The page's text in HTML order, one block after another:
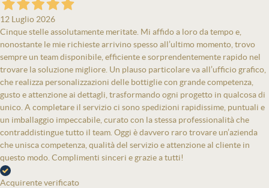
12 Luglio 2026
Cinque stelle assolutamente meritate. Mi affido a loro da tempo e,
nonostante le mie richieste arrivino spesso all’ultimo momento, trovo
sempre un team disponibile, efficiente e sorprendentemente rapido nel
trovare la soluzione migliore. Un plauso particolare va all’ufficio grafico,
che realizza personalizzazioni delle bottiglie con grande competenza,
gusto e attenzione ai dettagli, trasformando ogni progetto in qualcosa di
unico. A completare il servizio ci sono spedizioni rapidissime, puntuali e
un imballaggio impeccabile, curato con la stessa professionalità che
contraddistingue tutto il team. Oggi è davvero raro trovare un’azienda
che unisca competenza, qualità del servizio e attenzione al cliente in
questo modo. Complimenti sinceri e grazie a tutti!
Acquirente verificato